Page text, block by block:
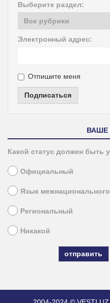
Выберите раздел:
Электронный адрес:
Отпишите меня
Подписаться
ВАШЕ
Какой статус должен быть
Официальный
Язык
Региональный
Никакой